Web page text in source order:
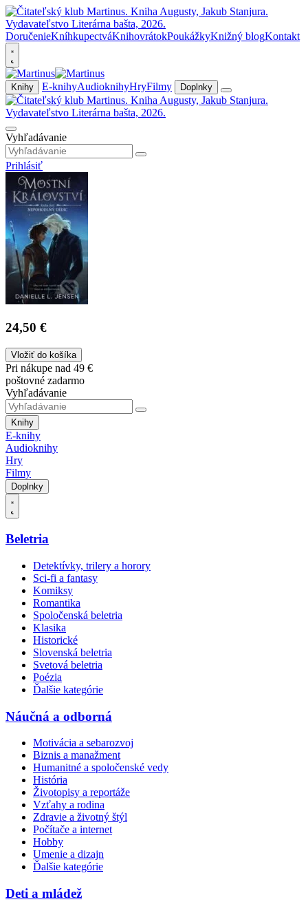
DoručenieKníhkupectváKnihovrátokPoukážkyKnižný blogKontakt
Knihy E-knihyAudioknihyHryFilmy Doplnky
Vyhľadávanie
Prihlásiť
24,50 €
Vložiť do košíka
Pri nákupe nad 49 €
poštovné zadarmo
Vyhľadávanie
Knihy
E-knihy
Audioknihy
Hry
Filmy
Doplnky
Beletria
Detektívky, trilery a horory
Sci-fi a fantasy
Komiksy
Romantika
Spoločenská beletria
Klasika
Historické
Slovenská beletria
Svetová beletria
Poézia
Ďalšie kategórie
Náučná a odborná
Motivácia a sebarozvoj
Biznis a manažment
Humanitné a spoločenské vedy
História
Životopisy a reportáže
Vzťahy a rodina
Zdravie a životný štýl
Počítače a internet
Hobby
Umenie a dizajn
Ďalšie kategórie
Deti a mládež